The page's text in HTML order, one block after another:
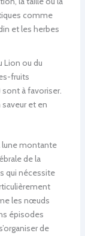
comme
et les herbes
Lion ou du
fruits
à favoriser.
et en
lune montante
de la
qui nécessite
les nœuds
épisodes
de